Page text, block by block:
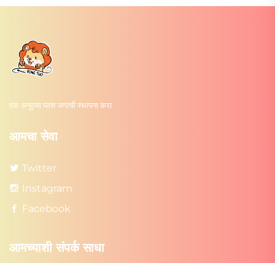
एक अनूठ्या प्लश जगाची स्थापना करा
आमचा सेवा
Twitter
Instagram
Facebook
आमच्याशी संपर्क साधा